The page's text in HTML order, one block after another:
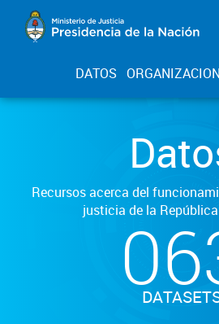
DATOS
Recursos acerca del
justicia de la